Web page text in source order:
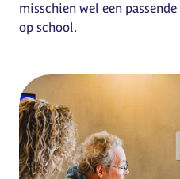
misschien wel een
op school.